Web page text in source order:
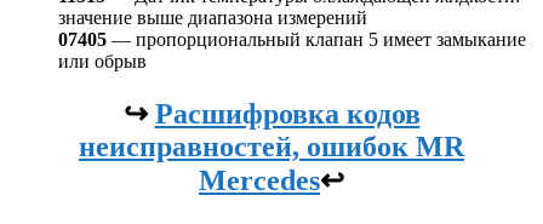
значение выше диапазона измерений
07405 — пропорциональный клапан 5 имеет замыкание
или обрыв
↪️ Расшифровка кодов
неисправностей, ошибок MR
Mercedes↩️